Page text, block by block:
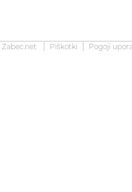
Zabec.net Piškotki Pogoji